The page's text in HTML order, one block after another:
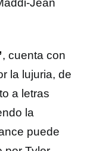
Jean
, cuenta con
la lujuria, de
a letras
la
puede